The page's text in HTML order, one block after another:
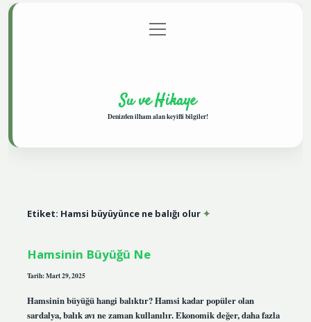
Gizlilik Politikası
menüyü
aç
Su ve Hikaye
Denizden ilham alan keyifli bilgiler!
Etiket: Hamsi büyüyünce ne balığı olur
Hamsinin Büyüğü Ne
Tarih: Mart 29, 2025
Hamsinin büyüğü hangi balıktır? Hamsi kadar popüler olan
sardalya, balık avı ne zaman kullanılır. Ekonomik değer, daha fazla